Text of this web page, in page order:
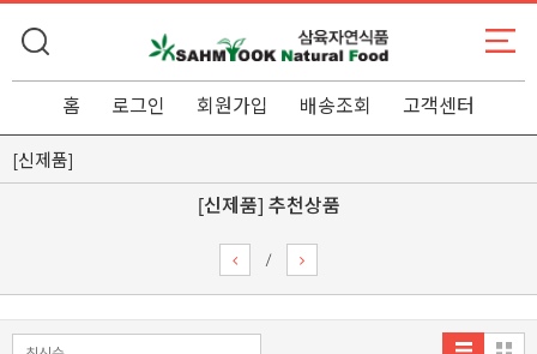
홈 로그인 회원가입 배송조회 고객센터
[신제품]
[신제품] 추천상품
/